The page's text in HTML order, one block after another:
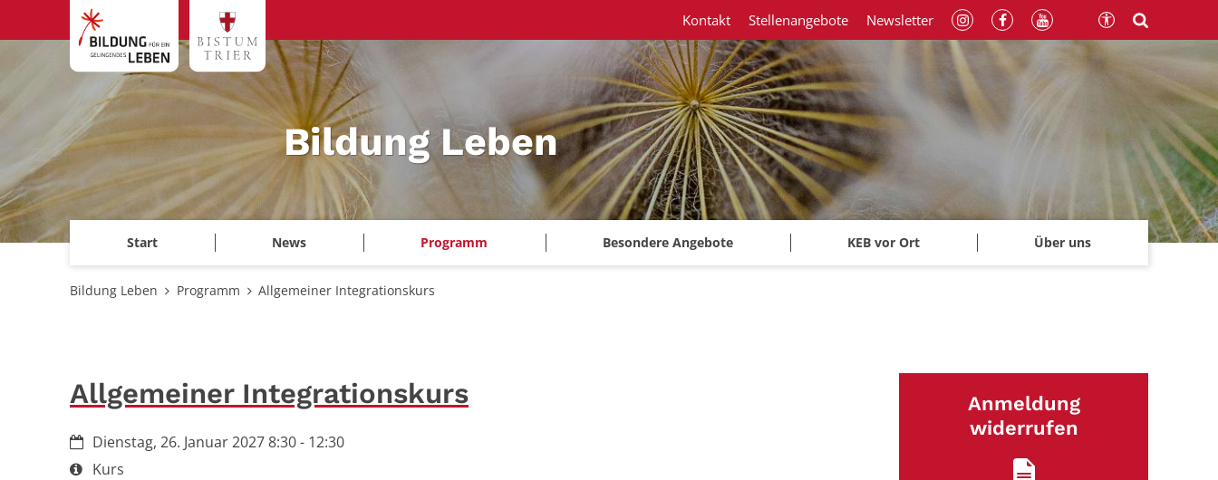
Zum Inhalt springen
Bildung Leben
Start News Programm Besondere Angebote KEB vor Ort Über uns
Kontakt Stellenangebote Newsletter
Bildung Leben Programm Allgemeiner Integrationskurs
Allgemeiner Integrationskurs
Datum:Dienstag, 26. Januar 2027 8:30 - 12:30
Art bzw. Nummer:
Kurs
Anmeldung
widerrufen